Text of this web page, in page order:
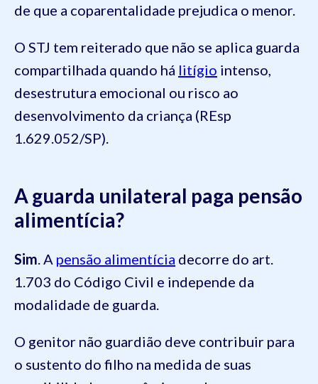
de que a coparentalidade prejudica o menor.
O STJ tem reiterado que não se aplica guarda
compartilhada quando há litígio intenso,
desestrutura emocional ou risco ao
desenvolvimento da criança (REsp
1.629.052/SP).
A guarda unilateral paga pensão
alimentícia?
Sim . A pensão alimentícia decorre do art.
1.703 do Código Civil e independe da
modalidade de guarda.
O genitor não guardião deve contribuir para
o sustento do filho na medida de suas